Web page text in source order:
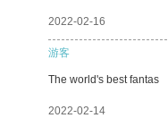
2022-02-16
游客
The world's best fantas
2022-02-14